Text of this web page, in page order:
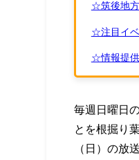
☆筑後地
☆注目イ
☆情報提
毎週日曜日
とを根掘り
（日）の放